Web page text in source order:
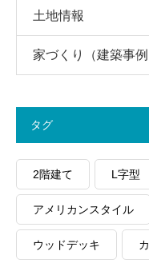
土地情報
家づくり（建築事例
タグ
2階建て L字型
アメリカンスタイル
ウッドデッキ